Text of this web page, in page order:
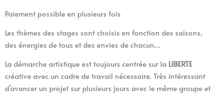
Paiement possible en plusieurs fois
Les thèmes des stages sont choisis en fonction des saisons,
des énergies de tous et des envies de chacun…
La démarche artistique est toujours centrée sur la LIBERTE
créative avec un cadre de travail nécessaire. Très intéressant
d’avancer un projet sur plusieurs jours avec le même groupe et